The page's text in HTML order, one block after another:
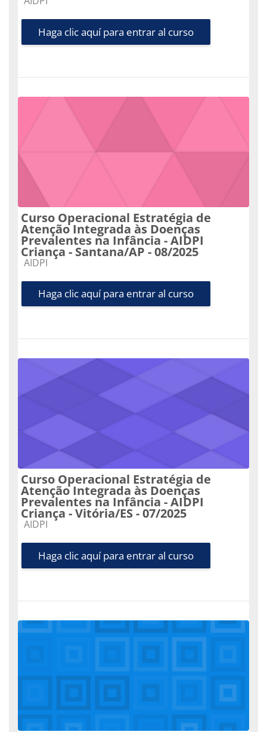
Haga clic aquí para entrar al curso
Curso Operacional Estratégia de
Atenção Integrada às Doenças
Prevalentes na Infância - AIDPI
Criança - Santana/AP - 08/2025
Categoría de cursos
AIDPI
Haga clic aquí para entrar al curso
Curso Operacional Estratégia de
Atenção Integrada às Doenças
Prevalentes na Infância - AIDPI
Criança - Vitória/ES - 07/2025
Categoría de cursos
AIDPI
Haga clic aquí para entrar al curso